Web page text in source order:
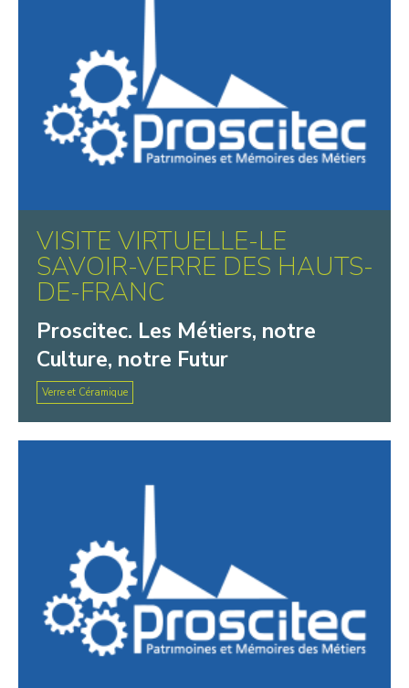
VISITE VIRTUELLE-LE
SAVOIR-VERRE DES HAUTS-
DE-FRANC
Proscitec. Les Métiers, notre
Culture, notre Futur
Verre et Céramique